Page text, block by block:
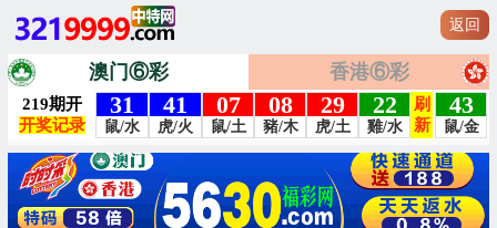
返回
澳门⑥彩 香港⑥彩